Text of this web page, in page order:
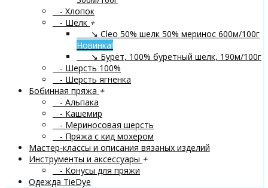
- Хлопок
- Шелк +
↘ Cleo 50% шелк 50% меринос 600м/100г
Новинка!
↘ Бурет, 100% буретный шелк, 190м/100г
- Шерсть 100%
- Шерсть ягненка
Бобинная пряжа +
- Альпака
- Кашемир
- Мериносовая шерсть
- Пряжа с кид мохером
Мастер-классы и описания вязаных изделий
Инструменты и аксессуары +
- Конусы для пряжи
Одежда TieDye